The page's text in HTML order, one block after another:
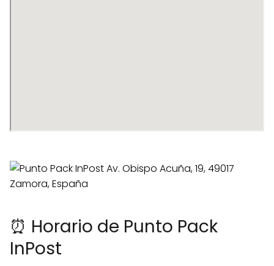
⏰ Horario de Punto Pack
InPost